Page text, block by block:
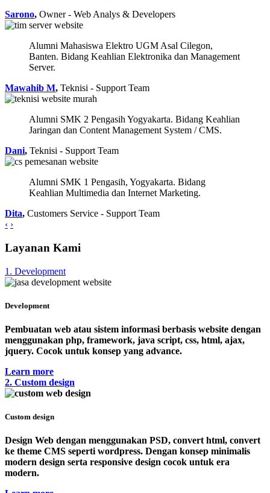
Sarono, Owner - Web Analys & Developers
Alumni Mahasiswa Elektro UGM Asal Cilegon,
Banten. Bidang Keahlian Elektronika dan Management
Server.
Mawahib M, Teknisi - Support Team
Alumni SMK 2 Pengasih Yogyakarta. Bidang Keahlian
Jaringan dan Content Management System / CMS.
Dani, Teknisi - Support Team
Alumni SMK 1 Pengasih, Yogyakarta. Bidang
Keahlian Multimedia dan Internet Marketing.
Dita, Customers Service - Support Team
‹ ›
Layanan Kami
1. Development
Development
Pembuatan web atau sistem informasi berbasis website dengan
menggunakan php, framework, java script, css, html, ajax,
jquery. Cocok untuk konsep yang advance.
Learn more
2. Custom design
Custom design
Design Web dengan menggunakan PSD, convert html, convert
ke theme CMS seperti wordpress. Dengan konsep minimalis
modern design serta responsive design cocok untuk era
modern.